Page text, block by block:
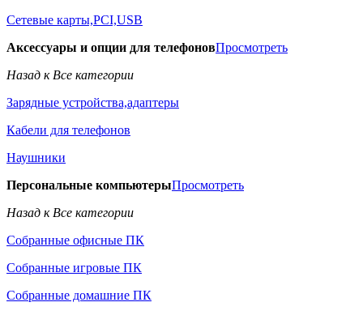
Сетевые карты,PCI,USB
Аксессуары и опции для телефоновПросмотреть
Назад к Все категории
Зарядные устройства,адаптеры
Кабели для телефонов
Наушники
Персональные компьютерыПросмотреть
Назад к Все категории
Собранные офисные ПК
Собранные игровые ПК
Собранные домашние ПК